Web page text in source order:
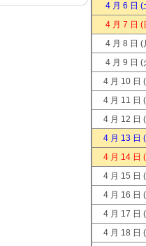
4 月 6 日 (
4 月 7 日 (
4 月 8 日 (
4 月 9 日 (
4 月 10 日
4 月 11 日
4 月 12 日
4 月 13 日
4 月 14 日
4 月 15 日
4 月 16 日
4 月 17 日
4 月 18 日